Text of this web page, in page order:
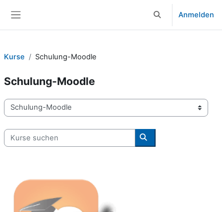
Sucheingabe
Anmelden
Kurse Schulung-Moodle
Schulung-Moodle
Kursbereiche
Kurse suchen
Kurse suchen